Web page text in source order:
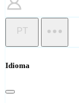
PT
Idioma